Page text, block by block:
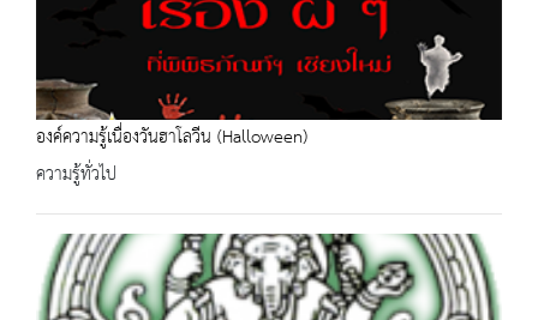
องค์ความรู้เนื่องวันฮาโลวีน (Halloween)
ความรู้ทั่วไป